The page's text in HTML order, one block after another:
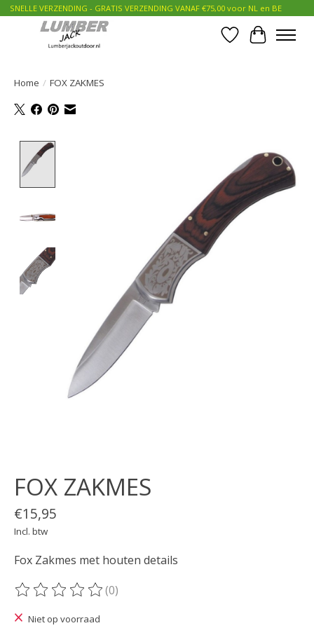
SNELLE VERZENDING - GRATIS VERZENDING VANAF €75,00 voor NL en BE
Verlanglijst
Home / FOX ZAKMES
FOX ZAKMES
€15,95
Incl. btw
Fox Zakmes met houten details
De beoordeling van dit product is
(0)
Niet op voorraad